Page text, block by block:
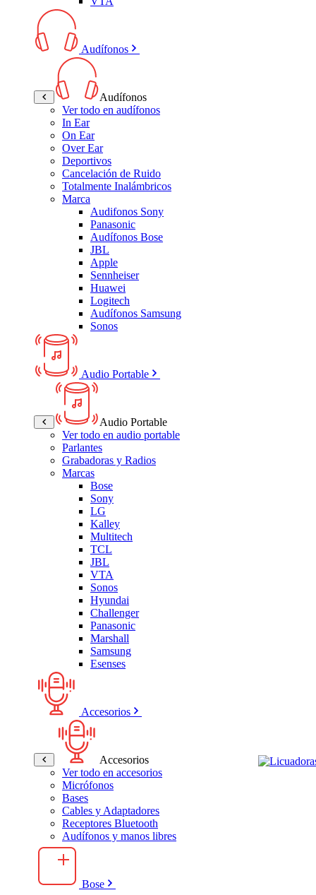
Audífonos
Audífonos
Ver todo en audífonos
In Ear
On Ear
Over Ear
Deportivos
Cancelación de Ruido
Totalmente Inalámbricos
Marca
Audifonos Sony
Panasonic
Audífonos Bose
JBL
Apple
Sennheiser
Huawei
Logitech
Audífonos Samsung
Sonos
Audio Portable
Audio Portable
Ver todo en audio portable
Parlantes
Grabadoras y Radios
Marcas
Bose
Sony
LG
Kalley
Multitech
TCL
JBL
VTA
Sonos
Hyundai
Challenger
Panasonic
Marshall
Samsung
Esenses
Accesorios
Accesorios
Ver todo en accesorios
Micrófonos
Bases
Cables y Adaptadores
Receptores Bluetooth
Audífonos y manos libres
Bose